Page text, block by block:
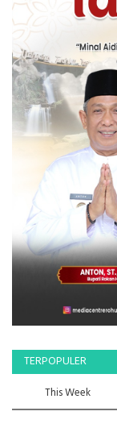
TERPOPULER
This Week